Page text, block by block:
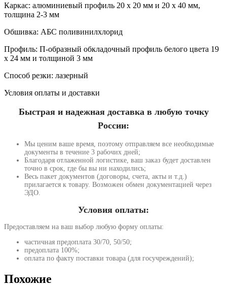
Каркас: алюминиевый профиль 20 х 20 мм и 20 х 40 мм,
толщина 2-3 мм
Обшивка: АБС поливинилхлорид
Профиль: П-образный обкладочный профиль белого цвета 19
х 24 мм и толщиной 3 мм
Способ резки: лазерный
Условия оплаты и доставки
Быстрая и надежная доставка в любую точку
России:
Мы ценим ваше время, поэтому отправляем все необходимые
документы в течение 3 рабочих дней;
Благодаря отлаженной логистике, ваш заказ будет доставлен
точно в срок, где бы вы ни находились;
Весь пакет документов (договоры, счета, акты и т.д.)
прилагается к товару. Возможен обмен документацией через
ЭДО.
Условия оплаты:
Предоставляем на ваш выбор любую форму оплаты:
частичная предоплата 30/70, 50/50;
предоплата 100%;
оплата по факту поставки товара (для госучреждений);
Похожие